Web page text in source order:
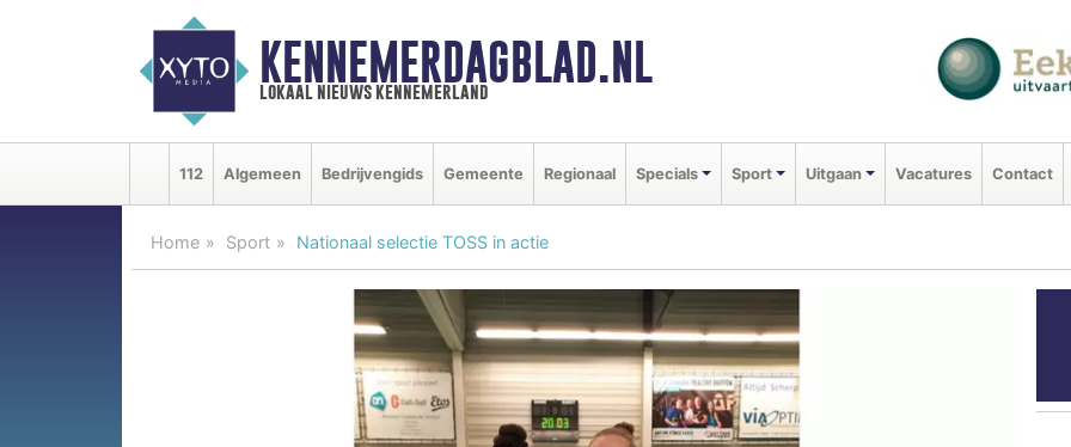
KENNEMERDAGBLAD.NL
lokaal nieuws kennemerland
112 Algemeen Bedrijvengids Gemeente Regionaal Specials Sport Uitgaan Vacatures Contact
Home Sport Nationaal selectie TOSS in actie